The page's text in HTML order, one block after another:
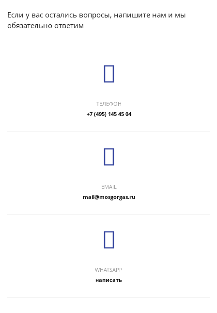
Если у вас остались вопросы, напишите нам и мы
обязательно ответим
ТЕЛЕФОН
+7 (495) 145 45 04
EMAIL
mail@mosgorgas.ru
WHATSAPP
написать